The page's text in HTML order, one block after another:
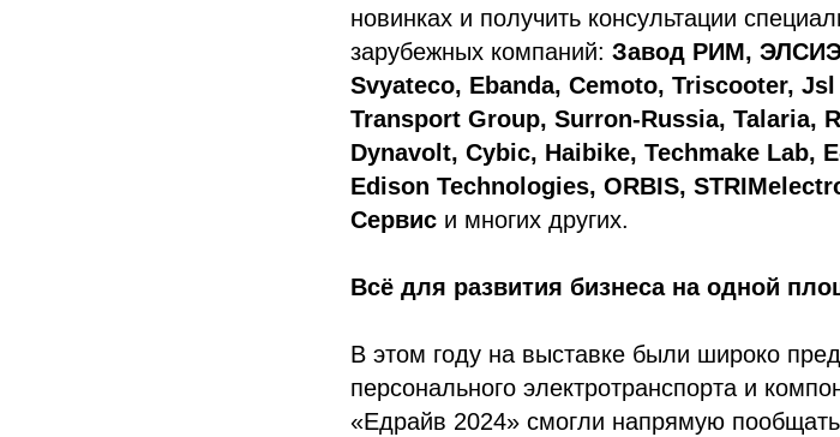
новинках и получить консультации
зарубежных компаний: Завод РИМ,
Svyateco, Ebanda, Cemoto, Triscooter,
Transport Group, Surron-Russia, Talaria,
Dynavolt, Cybic, Haibike, Techmake Lab,
Edison Technologies, ORBIS,
Сервис и многих других.
Всё для развития бизнеса на одной
В этом году на выставке были широко
персонального электротранспорта и
«Едрайв 2024» смогли напрямую